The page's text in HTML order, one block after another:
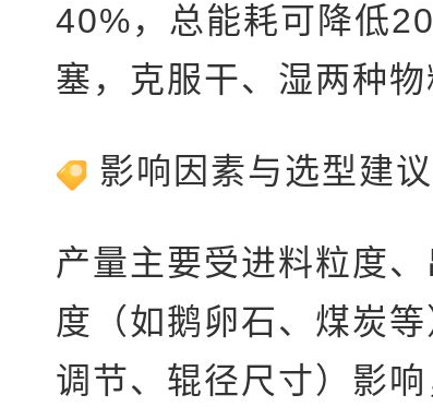
40%，总能耗可降低
塞，克服干、湿两种
影响因素与选型建议
产量主要受进料粒度
度（如鹅卵石、煤炭
调节、辊径尺寸）影